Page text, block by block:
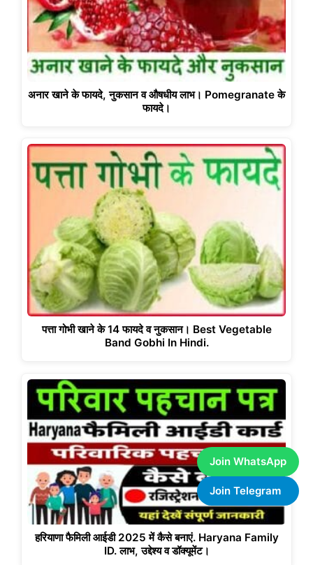
Join WhatsApp
Join Telegram
अनार खाने के फायदे, नुकसान व औषधीय लाभ। Pomegranate के
फायदे।
पत्ता गोभी खाने के 14 फायदे व नुकसान। Best Vegetable
Band Gobhi In Hindi.
हरियाणा फैमिली आईडी 2025 में कैसे बनाएं. Haryana Family
ID. लाभ, उद्देश्य व डॉक्यूमेंट।